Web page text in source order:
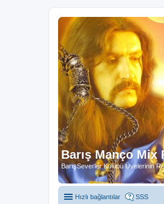
Barış Manço Mix
BarışSeverler Kulübü Üyelerinin
Hızlı bağlantılar SSS